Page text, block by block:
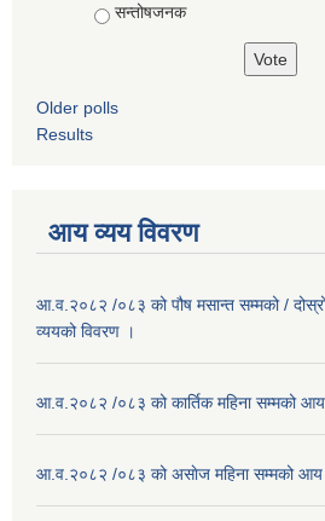
सन्तोषजनक
Older polls
Results
आय व्यय विवरण
आ.व.२०८२ /०८३ को पौष मसान्त सम्मको /
व्ययको विवरण ।
आ.व.२०८२ /०८३ को कार्तिक महिना सम्मको
आ.व.२०८२ /०८३ को असाेज महिना सम्मको आय